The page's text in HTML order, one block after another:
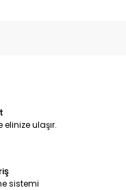
ulaşır.
sistemi